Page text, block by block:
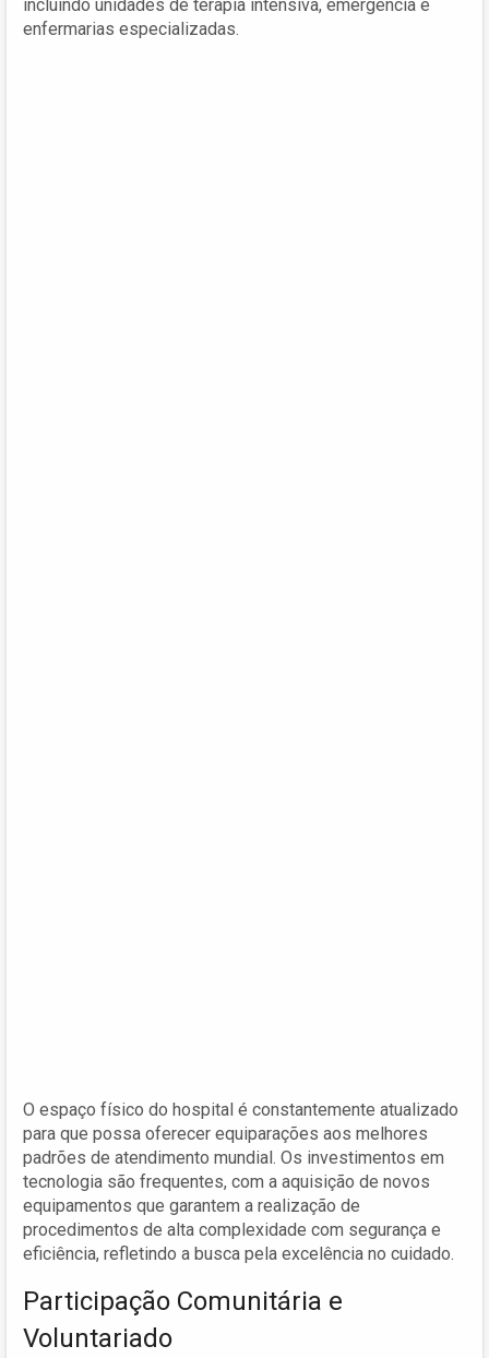
incluindo unidades de terapia intensiva, emergência e
enfermarias especializadas.
O espaço físico do hospital é constantemente atualizado
para que possa oferecer equiparações aos melhores
padrões de atendimento mundial. Os investimentos em
tecnologia são frequentes, com a aquisição de novos
equipamentos que garantem a realização de
procedimentos de alta complexidade com segurança e
eficiência, refletindo a busca pela excelência no cuidado.
Participação Comunitária e
Voluntariado